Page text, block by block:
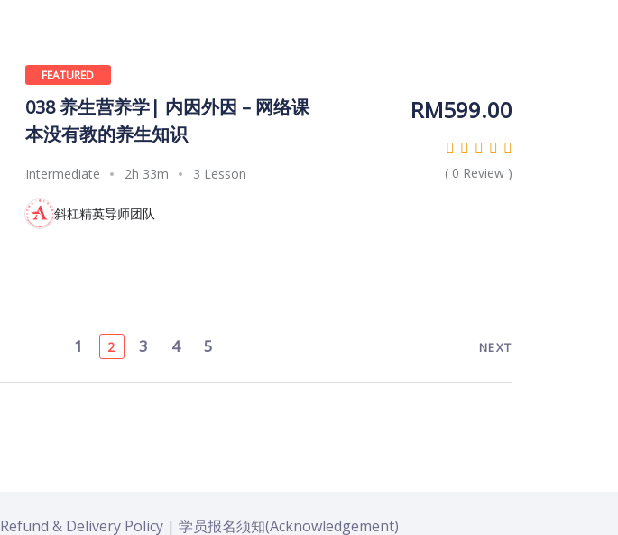
FEATURED
038 养生营养学| 内因外因 – 网络课
本没有教的养生知识
Intermediate 2h 33m 3 Lesson
斜杠精英导师团队
RM599.00
( 0 Review )
1 2 3 4 5 NEXT
Refund & Delivery Policy | 学员报名须知(Acknowledgement)